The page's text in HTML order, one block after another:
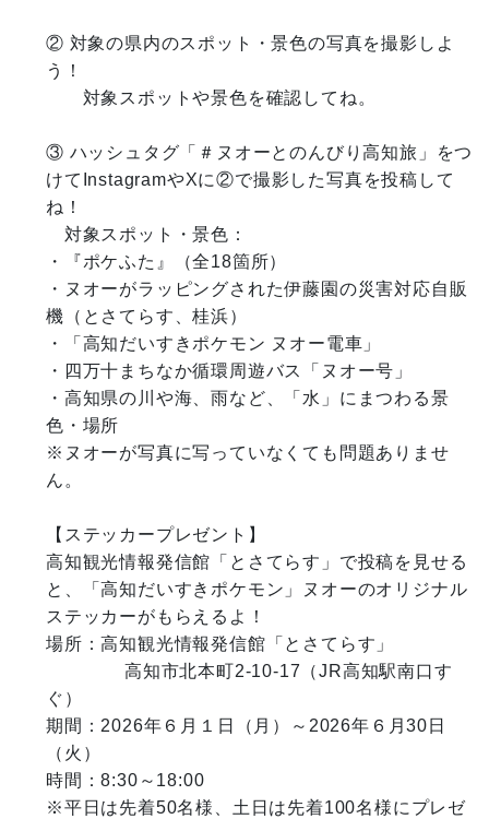
② 対象の県内のスポット・景色の写真を撮影しよ
う！
対象スポットや景色を確認してね。
③ ハッシュタグ「＃ヌオーとのんびり高知旅」をつ
けてInstagramやXに②で撮影した写真を投稿して
ね！
対象スポット・景色：
・『ポケふた』（全18箇所）
・ヌオーがラッピングされた伊藤園の災害対応自販
機（とさてらす、桂浜）
・「高知だいすきポケモン ヌオー電車」
・四万十まちなか循環周遊バス「ヌオー号」
・高知県の川や海、雨など、「水」にまつわる景
色・場所
※ヌオーが写真に写っていなくても問題ありませ
ん。
【ステッカープレゼント】
高知観光情報発信館「とさてらす」で投稿を見せる
と、「高知だいすきポケモン」ヌオーのオリジナル
ステッカーがもらえるよ！
場所：高知観光情報発信館「とさてらす」
高知市北本町2-10-17（JR高知駅南口す
ぐ）
期間：2026年６月１日（月）～2026年６月30日
（火）
時間：8:30～18:00
※平日は先着50名様、土日は先着100名様にプレゼ